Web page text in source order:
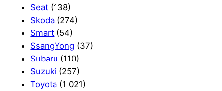
Seat (138)
Skoda (274)
Smart (54)
SsangYong (37)
Subaru (110)
Suzuki (257)
Toyota (1 021)